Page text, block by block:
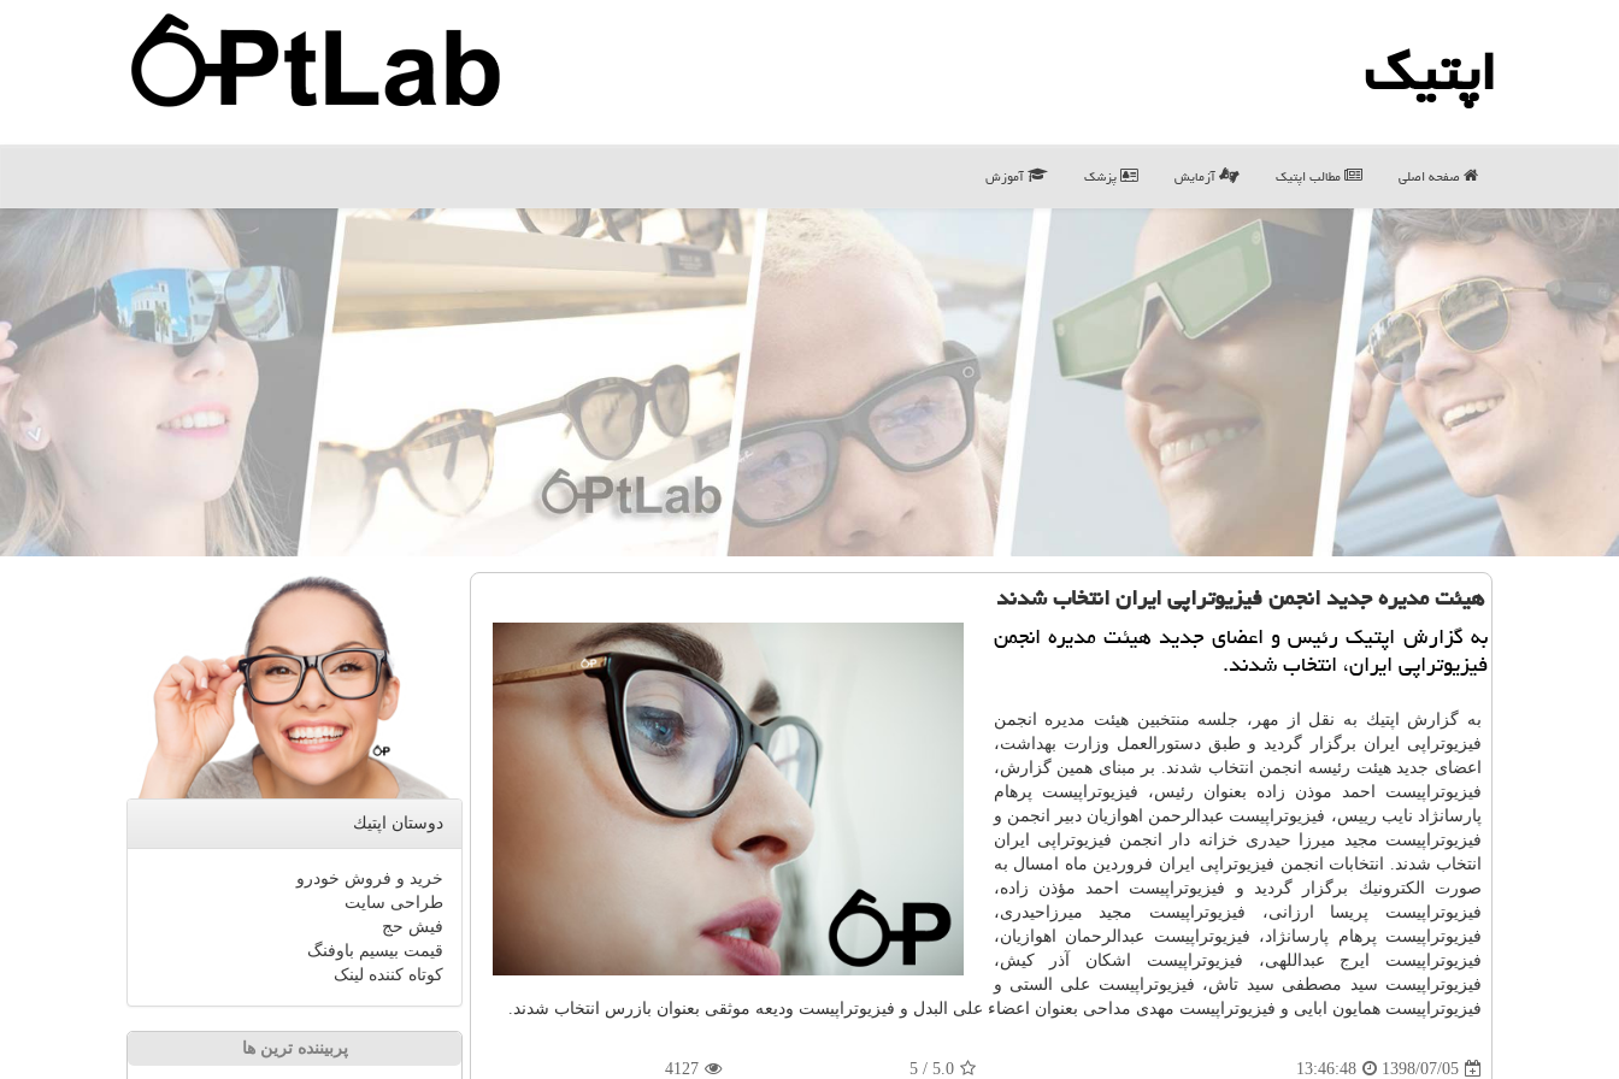
اپتیك
صفحه اصلی مطالب اپتیك آزمایش پزشک آموزش
هیئت مدیره جدید انجمن فیزیوتراپی ایران انتخاب شدند
به گزارش اپتیك رئیس و اعضای جدید هیئت مدیره انجمن
فیزیوتراپی ایران، انتخاب شدند.
به گزارش اپتیك به نقل از مهر، جلسه منتخبین هیئت مدیره انجمن
فیزیوتراپی ایران برگزار گردید و طبق دستورالعمل وزارت بهداشت،
اعضای جدید هیئت رئیسه انجمن انتخاب شدند. بر مبنای همین گزارش،
فیزیوتراپیست احمد موذن زاده بعنوان رئیس، فیزیوتراپیست پرهام
پارسانژاد نایب رییس، فیزیوتراپیست عبدالرحمن اهوازیان دبیر انجمن و
فیزیوتراپیست مجید میرزا حیدری خزانه دار انجمن فیزیوتراپی ایران
انتخاب شدند. انتخابات انجمن فیزیوتراپی ایران فروردین ماه امسال به
صورت الكترونیك برگزار گردید و فیزیوتراپیست احمد مؤذن زاده،
فیزیوتراپیست پریسا ارزانی، فیزیوتراپیست مجید میرزاحیدری،
فیزیوتراپیست پرهام پارسانژاد، فیزیوتراپیست عبدالرحمان اهوازیان،
فیزیوتراپیست ایرج عبداللهی، فیزیوتراپیست اشكان آذر كیش،
فیزیوتراپیست سید مصطفی سید تاش، فیزیوتراپیست علی الستی و
فیزیوتراپیست همایون ابایی و فیزیوتراپیست مهدی مداحی بعنوان اعضاء علی البدل و فیزیوتراپیست ودیعه موثقی بعنوان بازرس انتخاب شدند.
1398/07/05
13:46:48
5.0
/
5
4127
دوستان اپتیك
خرید و فروش خودرو
طراحی سایت
فیش حج
قیمت بیسیم باوفنگ
کوتاه کننده لینک
پربیننده ترین ها